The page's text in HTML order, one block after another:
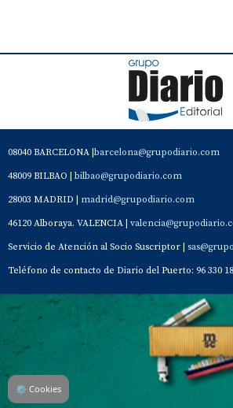
08040 BARCELONA | barcelona@grupodiario.com
48009 BILBAO | bilbao@grupodiario.com
28003 MADRID | madrid@grupodiario.com
46120 Alboraya. VALENCIA |
Servicio de Atención al Socio Suscriptor |
Teléfono de contacto de Diario del Puerto: 96 330
Contacto Aviso Legal Quiénes somos
⚙ Cookies